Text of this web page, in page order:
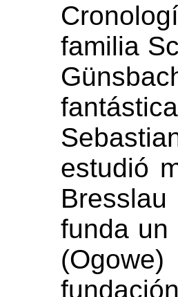
familia
estudió
funda un